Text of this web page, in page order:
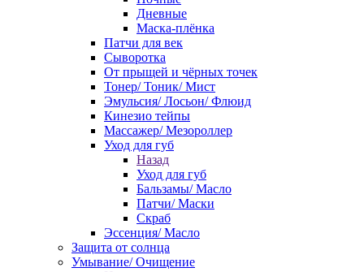
Дневные
Маска-плёнка
Патчи для век
Сыворотка
От прыщей и чёрных точек
Тонер/ Тоник/ Мист
Эмульсия/ Лосьон/ Флюид
Кинезио тейпы
Массажер/ Мезороллер
Уход для губ
Назад
Уход для губ
Бальзамы/ Масло
Патчи/ Маски
Скраб
Эссенция/ Масло
Защита от солнца
Умывание/ Очищение